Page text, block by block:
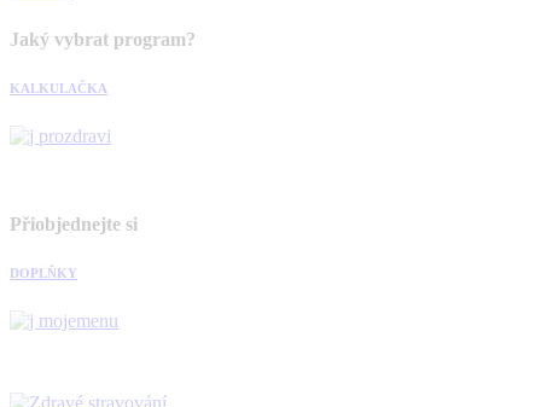
Jaký vybrat program?
KALKULAČKA
Přiobjednejte si
DOPLŇKY